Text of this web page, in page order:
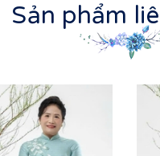
Sản phẩm